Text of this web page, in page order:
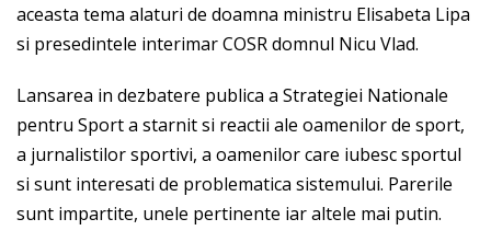
aceasta tema alaturi de doamna ministru Elisabeta Lipa
si presedintele interimar COSR domnul Nicu Vlad.
Lansarea in dezbatere publica a Strategiei Nationale
pentru Sport a starnit si reactii ale oamenilor de sport,
a jurnalistilor sportivi, a oamenilor care iubesc sportul
si sunt interesati de problematica sistemului. Parerile
sunt impartite, unele pertinente iar altele mai putin.